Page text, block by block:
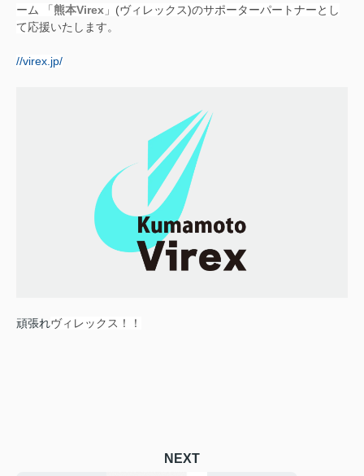
ーム 「 熊本Virex 」(ヴィレックス)のサポーターパートナーとし
て応援いたします。
//virex.jp/
頑張れヴィレックス！！
NEXT